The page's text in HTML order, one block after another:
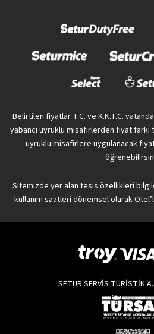
Belirtilen fiyatlar T.C. ve K.K.T.C.
yabancı uyruklu misafirlerden fiyat farkı
uyruklu misafirlere uygulanacak
Sitemizde yer alan tesis özellikleri
kullanım saatleri dönemsel olarak
SETUR SERVİS TURİSTİK